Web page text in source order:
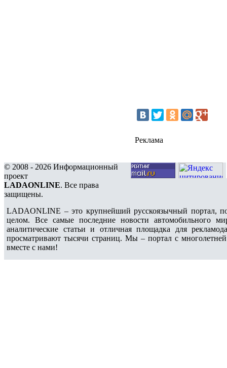
Реклама
© 2008 - 2026 Информационный
проект
LADAONLINE. Все права
защищены.
LADAONLINE – это крупнейший русскоязычный портал,
целом. Все самые последние новости автомобильного
аналитические статьи и отличная площадка для
просматривают тысячи страниц. Мы – портал с
вместе с нами!